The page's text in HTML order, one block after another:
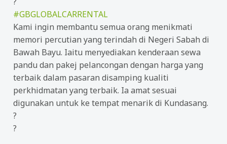
#GBGLOBALCARRENTAL
Kami ingin membantu semua orang menikmati
memori percutian yang terindah di Negeri Sabah di
Bawah Bayu. Iaitu menyediakan kenderaan sewa
pandu dan pakej pelancongan dengan harga yang
terbaik dalam pasaran disamping kualiti
perkhidmatan yang terbaik. Ia amat sesuai
digunakan untuk ke tempat menarik di Kundasang.
?
?